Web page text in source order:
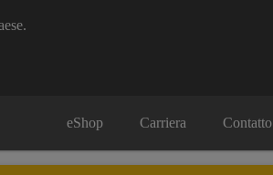
eShop Carriera Contatto